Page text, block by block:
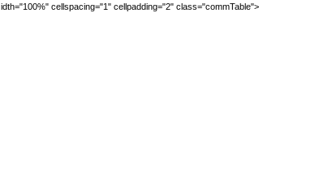
idth="100%" cellspacing="1" cellpadding="2" class="commTable">